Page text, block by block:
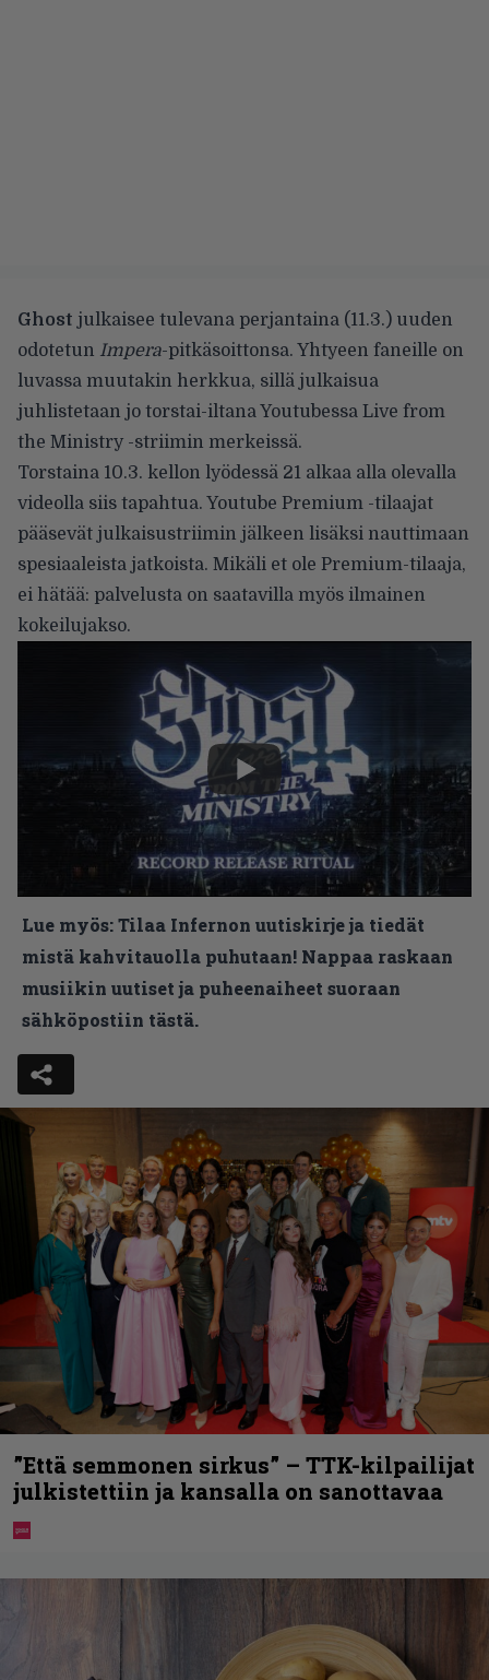
Ghost julkaisee tulevana perjantaina (11.3.) uuden
odotetun Impera-pitkäsoittonsa. Yhtyeen faneille on
luvassa muutakin herkkua, sillä julkaisua
juhlistetaan jo torstai-iltana Youtubessa Live from
the Ministry -striimin merkeissä.
Torstaina 10.3. kellon lyödessä 21 alkaa alla olevalla
videolla siis tapahtua. Youtube Premium -tilaajat
pääsevät julkaisustriimin jälkeen lisäksi nauttimaan
spesiaaleista jatkoista. Mikäli et ole Premium-tilaaja,
ei hätää: palvelusta on saatavilla myös ilmainen
kokeilujakso.
Lue myös:Tilaa Infernon uutiskirje ja tiedät
mistä kahvitauolla puhutaan! Nappaa raskaan
musiikin uutiset ja puheenaiheet suoraan
sähköpostiin tästä.
”Että semmonen sirkus” – TTK-kilpailijat
julkistettiin ja kansalla on sanottavaa